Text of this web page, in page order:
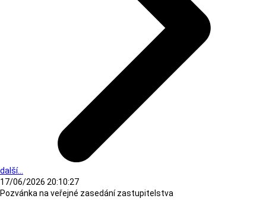
další...
17/06/2026 20:10:27
Pozvánka na veřejné zasedání zastupitelstva